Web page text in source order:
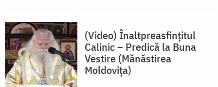
(Video) Înaltpreasfințitul
Calinic – Predică la Buna
Vestire (Mănăstirea
Moldovița)